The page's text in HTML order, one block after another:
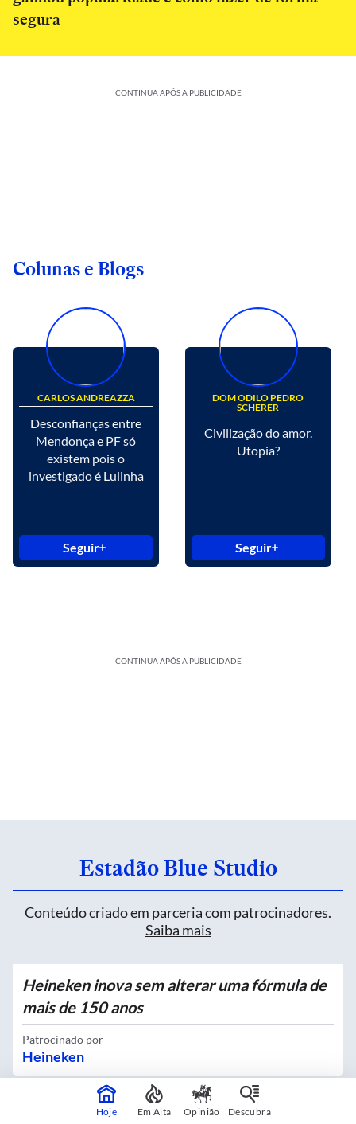
segura
CONTINUA APÓS A PUBLICIDADE
Colunas e Blogs
CARLOS ANDREAZZA
Desconfianças entre
Mendonça e PF só
existem pois o
investigado é Lulinha
Seguir
DOM ODILO PEDRO
SCHERER
Civilização do amor.
Utopia?
Seguir
CONTINUA APÓS A PUBLICIDADE
Estadão Blue Studio
Conteúdo criado em parceria com patrocinadores.
Saiba mais
Heineken inova sem alterar uma fórmula de
mais de 150 anos
Patrocinado por
Heineken
Hoje Em Alta Opinião Descubra